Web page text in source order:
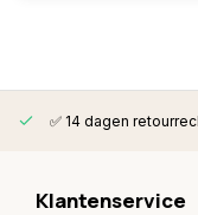
✅ 14 dagen
Klantenservice